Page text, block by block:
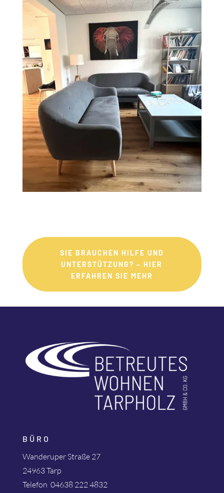
SIE BRAUCHEN HILFE UND
UNTERSTÜTZUNG? – HIER
ERFAHREN SIE MEHR
BÜRO
Wanderuper Straße 27
24963 Tarp
Telefon 04638 222 4832